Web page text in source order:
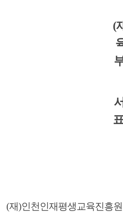
(
(재)인천인재평생교육진흥